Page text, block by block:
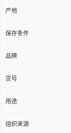
产地
保存条件
品牌
货号
用途
组织来源